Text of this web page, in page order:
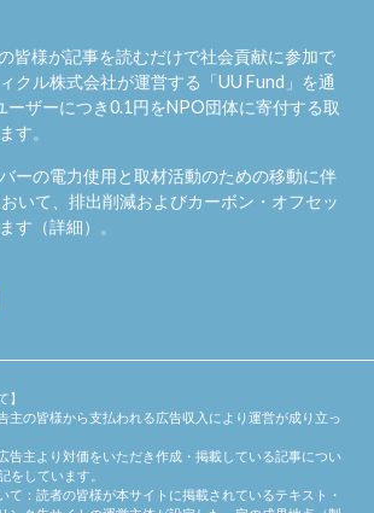
皆様が記事を読むだけで社会貢献に参加で
クル株式会社が運営する「UU Fund 」を通
ーザーにつき0.1円をNPO団体に寄付する取
す。
ーの電力使用と取材活動のための移動に伴
いて、排出削減およびカーボン・オフセッ
す（詳細）。
】
主の皆様から支払われる広告収入により運営が成り立っ
告主より対価をいただき作成・掲載している記事につい
をしています。
て：読者の皆様が本サイトに掲載されているテキスト・